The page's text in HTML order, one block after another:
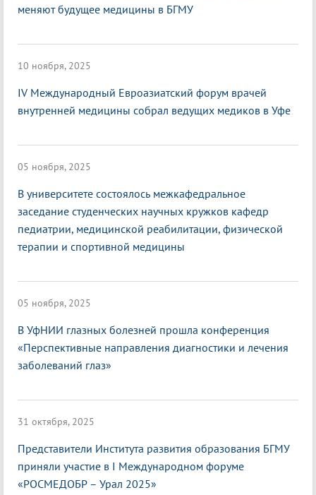
меняют будущее медицины в БГМУ
10 ноября, 2025
IV Международный Евроазиатский форум врачей
внутренней медицины собрал ведущих медиков в Уфе
05 ноября, 2025
В университете состоялось межкафедральное
заседание студенческих научных кружков кафедр
педиатрии, медицинской реабилитации, физической
терапии и спортивной медицины
05 ноября, 2025
В УфНИИ глазных болезней прошла конференция
«Перспективные направления диагностики и лечения
заболеваний глаз»
31 октября, 2025
Представители Института развития образования БГМУ
приняли участие в I Международном форуме
«РОСМЕДОБР – Урал 2025»